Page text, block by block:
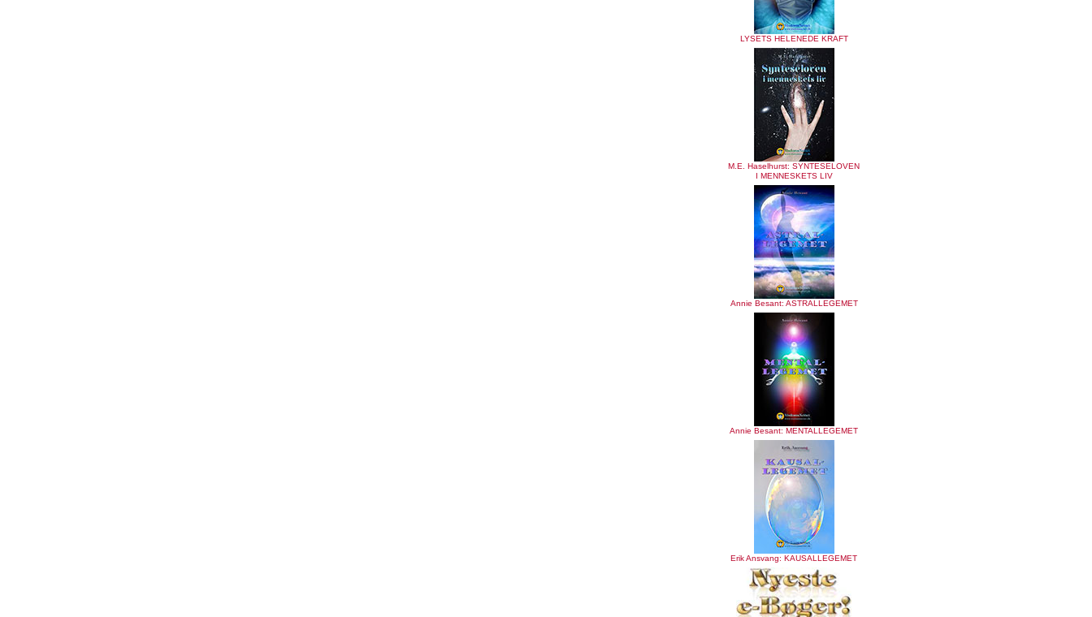
LYSETS HELENEDE KRAFT
M.E. Haselhurst: SYNTESELOVEN
I MENNESKETS LIV
Annie Besant: ASTRALLEGEMET
Annie Besant: MENTALLEGEMET
Erik Ansvang: KAUSALLEGEMET